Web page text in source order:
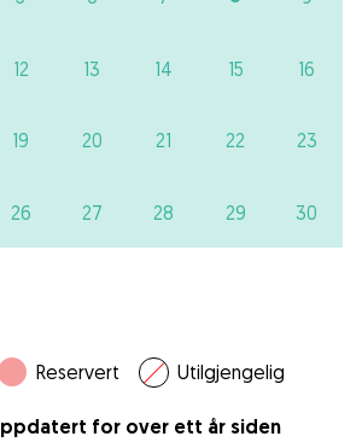
12 13 14 15 16
19 20 21 22 23
26 27 28 29 30
Reservert Utilgjengelig
for over ett år siden